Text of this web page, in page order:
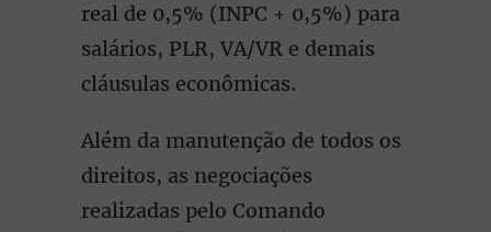
real de 0,5% (INPC + 0,5%) para
salários, PLR, VA/VR e demais
cláusulas econômicas.
Além da manutenção de todos os
direitos, as negociações
realizadas pelo Comando